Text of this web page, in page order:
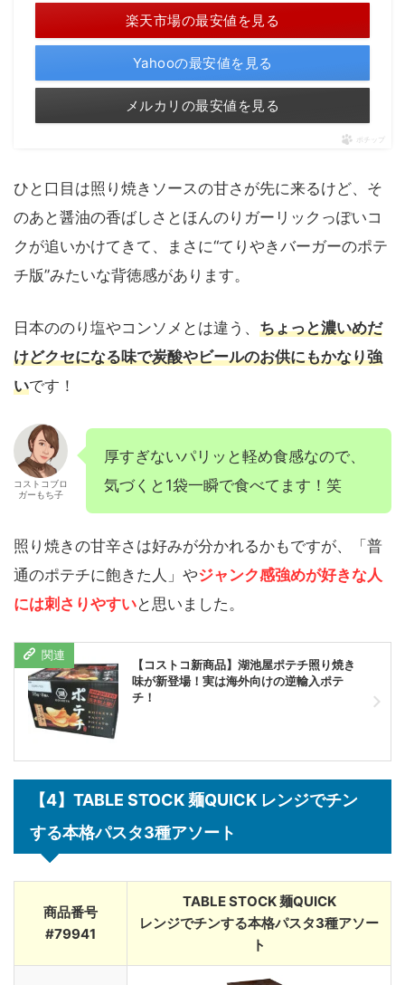
楽天市場の最安値を見る
Yahooの最安値を見る
メルカリの最安値を見る
ポチップ
ひと口目は照り焼きソースの甘さが先に来るけど、そ
のあと醤油の香ばしさとほんのりガーリックっぽいコ
クが追いかけてきて、まさに“てりやきバーガーのポテ
チ版”みたいな背徳感があります。
日本ののり塩やコンソメとは違う、 ちょっと濃いめだ
けどクセになる味で炭酸やビールのお供にもかなり強
いです！
コストコブロ
ガーもち子
厚すぎないパリッと軽め食感なので、
気づくと1袋一瞬で食べてます！笑
照り焼きの甘辛さは好みが分かれるかもですが、「普
通のポテチに飽きた人」やジャンク感強めが好きな人
には刺さりやすいと思いました。
【コストコ新商品】湖池屋ポテチ照り焼き
味が新登場！実は海外向けの逆輸入ポテ
チ！
【4】TABLE STOCK 麺QUICK レンジでチン
する本格パスタ3種アソート
商品番号
#79941
TABLE STOCK 麺QUICK
レンジでチンする本格パスタ3種アソー
ト